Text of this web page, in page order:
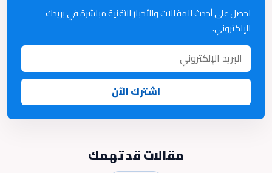
احصل على أحدث المقالات والأخبار التقنية مباشرة في بريدك
الإلكتروني.
اشترك الآن
مقالات قد تهمك